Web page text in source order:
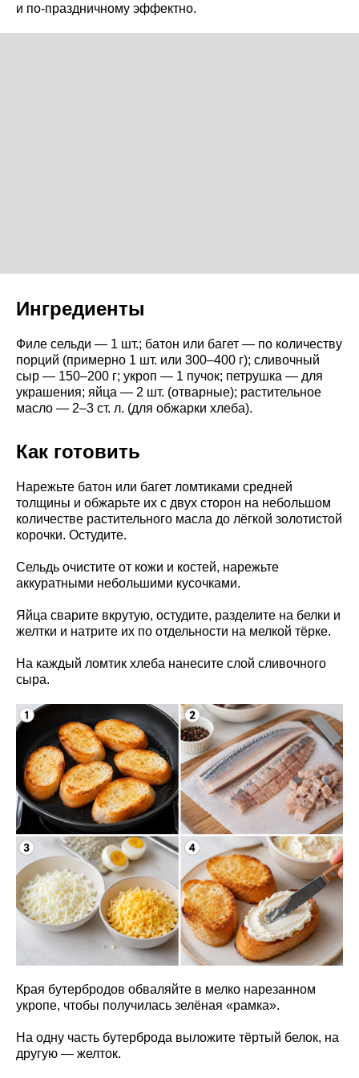
и по-праздничному эффектно.
Ингредиенты
Филе сельди — 1 шт.; батон или багет — по количеству
порций (примерно 1 шт. или 300–400 г); сливочный
сыр — 150–200 г; укроп — 1 пучок; петрушка — для
украшения; яйца — 2 шт. (отварные); растительное
масло — 2–3 ст. л. (для обжарки хлеба).
Как готовить
Нарежьте батон или багет ломтиками средней
толщины и обжарьте их с двух сторон на небольшом
количестве растительного масла до лёгкой золотистой
корочки. Остудите.
Сельдь очистите от кожи и костей, нарежьте
аккуратными небольшими кусочками.
Яйца сварите вкрутую, остудите, разделите на белки и
желтки и натрите их по отдельности на мелкой тёрке.
На каждый ломтик хлеба нанесите слой сливочного
сыра.
Края бутербродов обваляйте в мелко нарезанном
укропе, чтобы получилась зелёная «рамка».
На одну часть бутерброда выложите тёртый белок, на
другую — желток.